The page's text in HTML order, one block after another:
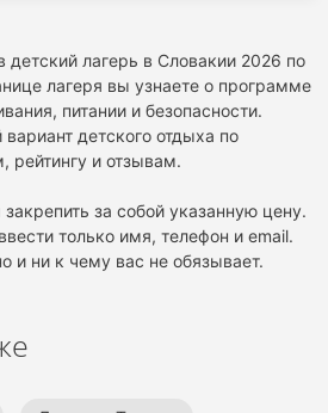
детский лагерь в Словакии 2026 по
лагеря вы узнаете о программе
питании и безопасности.
детского отдыха по
рейтингу и отзывам.
за собой указанную цену.
только имя, телефон и email.
и ни к чему вас не обязывает.